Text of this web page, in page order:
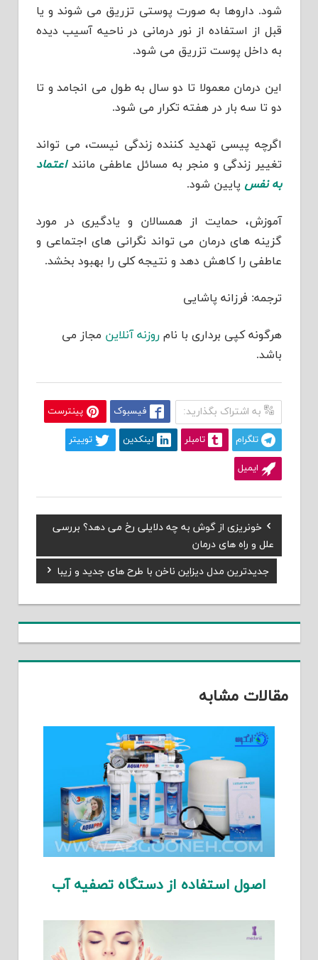
شود. داروها به صورت پوستی تزریق می شوند و یا
قبل از استفاده از نور درمانی در ناحیه آسیب دیده
به داخل پوست تزریق می شود.
این درمان معمولا تا دو سال به طول می انجامد و تا
دو تا سه بار در هفته تکرار می شود.
اگرچه پیسی تهدید کننده زندگی نیست، می تواند
تغییر زندگی و منجر به مسائل عاطفی ماننداعتماد
به نفس پایین شود.
آموزش، حمایت از همسالان و یادگیری در مورد
گزینه های درمان می تواند نگرانی های اجتماعی و
عاطفی را کاهش دهد و نتیجه کلی را بهبود بخشد.
ترجمه: فرزانه پاشایی
هرگونه کپی برداری با نام روزنه آنلاین مجاز می
باشد.
به اشتراک بگذارید: فیسبوک پینترست
تلگرام تامبلر لینکدین توییتر
ایمیل
راهبری
نوشته
Previous
Post:
خونریزی از گوش به چه دلایلی رخ می دهد؟ بررسی
علل و راه های درمان
Next
Post:
جديدترين مدل ديزاين ناخن با طرح های جدید و زیبا
مقالات مشابه
اصول استفاده از دستگاه تصفیه آب